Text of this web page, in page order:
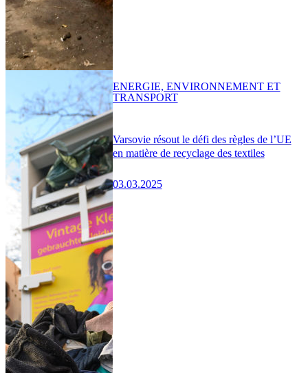
Varsovie résout le défi des règles de l’UE
en matière de recyclage des textiles
03.03.2025
ENERGIE, ENVIRONNEMENT ET
TRANSPORT